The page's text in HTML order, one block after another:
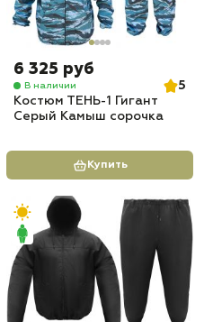
6 325 руб
В наличии
5
Костюм ТЕНЬ-1 Гигант
Серый Камыш сорочка
Купить